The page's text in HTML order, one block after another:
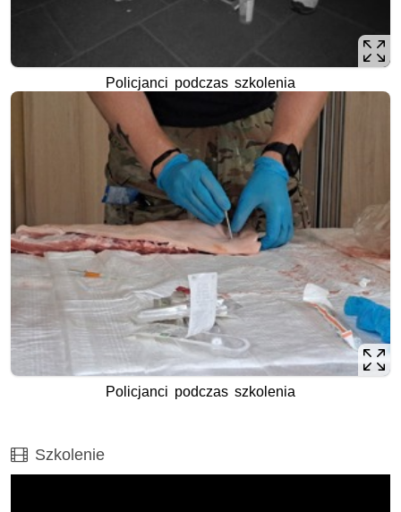
Policjanci podczas szkolenia
Policjanci podczas szkolenia
Film
Szkolenie